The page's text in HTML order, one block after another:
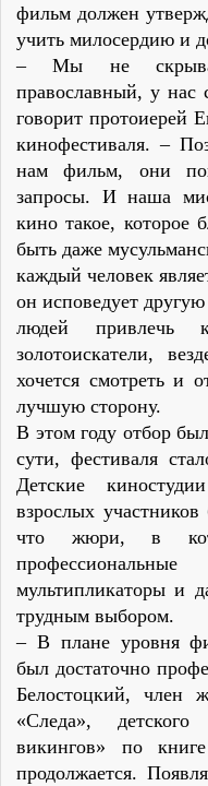
фильм должен
учить милосердию и
– Мы не
православный, у нас
говорит протоиерей
кинофестиваля. –
нам фильм, они
запросы. И наша
кино такое, которое
быть даже
каждый человек
он исповедует
людей привлечь
золотоискатели,
хочется смотреть и
лучшую сторону.
В этом году отбор
сути, фестиваля
Детские
взрослых
что жюри, в
мультипликаторы и
трудным выбором.
– В плане уровня
был достаточно
Белостоцкий, член
«Следа»,
викингов» по
продолжается.